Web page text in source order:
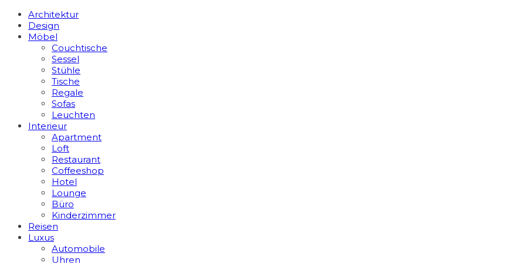
Architektur
Design
Möbel
Couchtische
Sessel
Stühle
Tische
Regale
Sofas
Leuchten
Interieur
Apart­ment
Loft
Restaurant
Coffeeshop
Hotel
Lounge
Büro
Kinderzimmer
Reisen
Luxus
Automobile
Uhren